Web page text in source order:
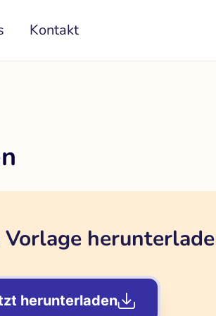
Kontakt
herunterladen